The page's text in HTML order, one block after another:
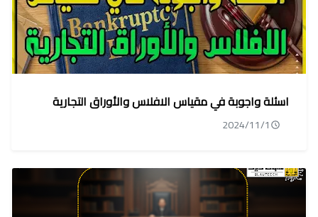
اسئلة واجوبة في مقياس الافلاس والأوراق التجارية
2024/11/1